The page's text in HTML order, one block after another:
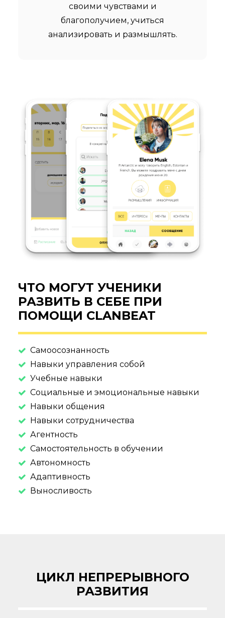
своими чувствами и
благополучием, учиться
анализировать и размышлять.
ЧТО МОГУТ УЧЕНИКИ
РАЗВИТЬ В СЕБЕ ПРИ
ПОМОЩИ CLANBEAT
Самоосознанность
Навыки управления собой
Учебные навыки
Социальные и эмоциональные навыки
Навыки общения
Навыки сотрудничества
Агентность
Самостоятельность в обучении
Автономность
Адаптивность
Выносливость
ЦИКЛ НЕПРЕРЫВНОГО
РАЗВИТИЯ